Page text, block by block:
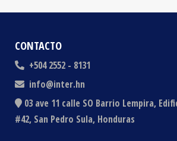
CONTACTO
+504 2552 - 8131
info@inter.hn
03 ave 11 calle SO Barrio Lempira,
#42, San Pedro Sula, Honduras